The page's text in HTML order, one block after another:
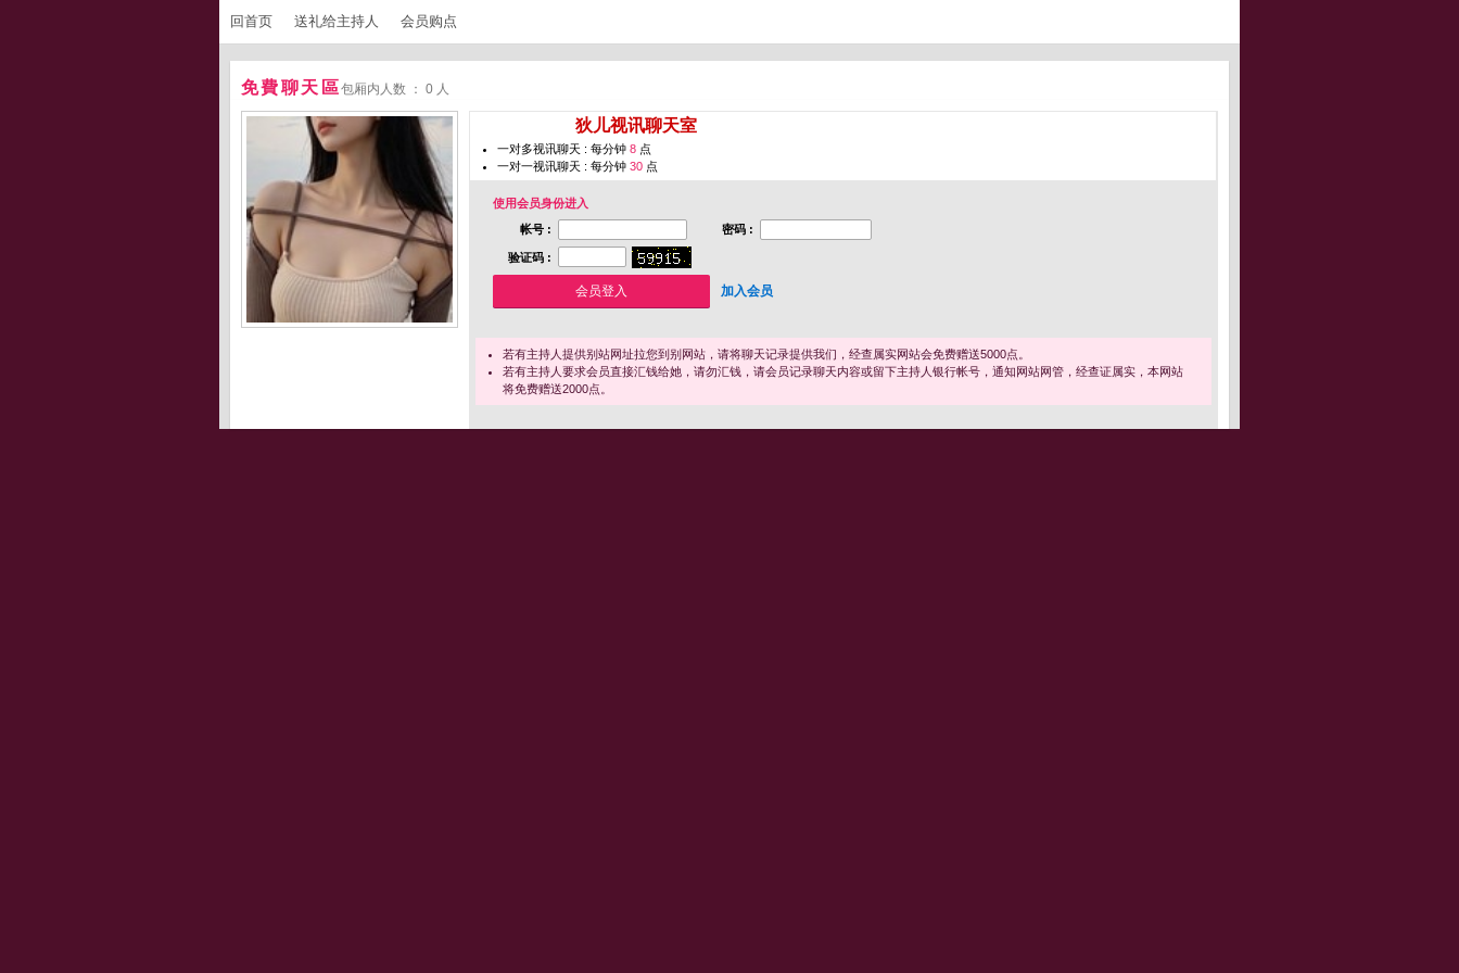
回首页 送礼给主持人 会员购点
免費聊天區包厢内人数 ： 0 人
狄儿视讯聊天室
一对多视讯聊天 : 每分钟 8 点
一对一视讯聊天 : 每分钟 30 点
使用会员身份进入
帐号 :
密码 :
验证码 :
加入会员
若有主持人提供别站网址拉您到别网站，请将聊天记录提供我们，经查属实网站会免费赠送5000点。
若有主持人要求会员直接汇钱给她，请勿汇钱，请会员记录聊天内容或留下主持人银行帐号，通知网站网管，经查证属实，本网站
将免费赠送2000点。